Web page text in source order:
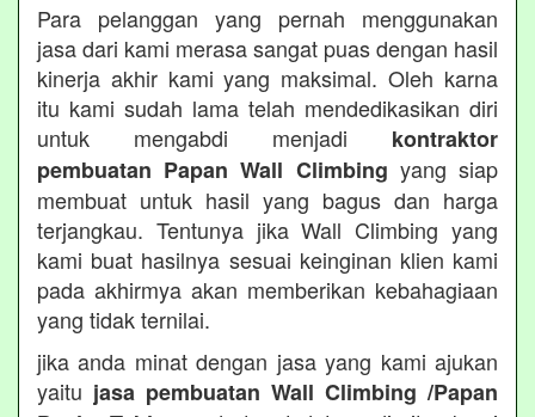
Para pelanggan yang pernah menggunakan
jasa dari kami merasa sangat puas dengan hasil
kinerja akhir kami yang maksimal. Oleh karna
itu kami sudah lama telah mendedikasikan diri
untuk mengabdi menjadi kontraktor
pembuatan Papan Wall Climbing yang siap
membuat untuk hasil yang bagus dan harga
terjangkau. Tentunya jika Wall Climbing yang
kami buat hasilnya sesuai keinginan klien kami
pada akhirmya akan memberikan kebahagiaan
yang tidak ternilai.
jika anda minat dengan jasa yang kami ajukan
yaitu jasa pembuatan Wall Climbing /Papan